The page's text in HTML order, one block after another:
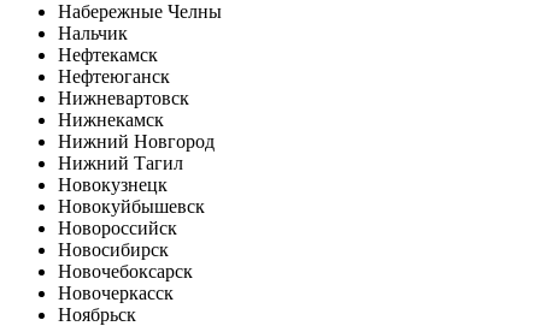
Набережные Челны
Нальчик
Нефтекамск
Нефтеюганск
Нижневартовск
Нижнекамск
Нижний Новгород
Нижний Тагил
Новокузнецк
Новокуйбышевск
Новороссийск
Новосибирск
Новочебоксарск
Новочеркасск
Ноябрьск